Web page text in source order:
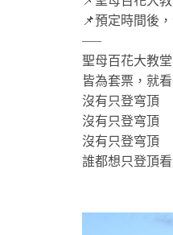
📌預定時間後
—–
聖母百花大教
皆為套票，就
沒有只登穹頂
沒有只登穹頂
沒有只登穹頂
誰都想只登頂